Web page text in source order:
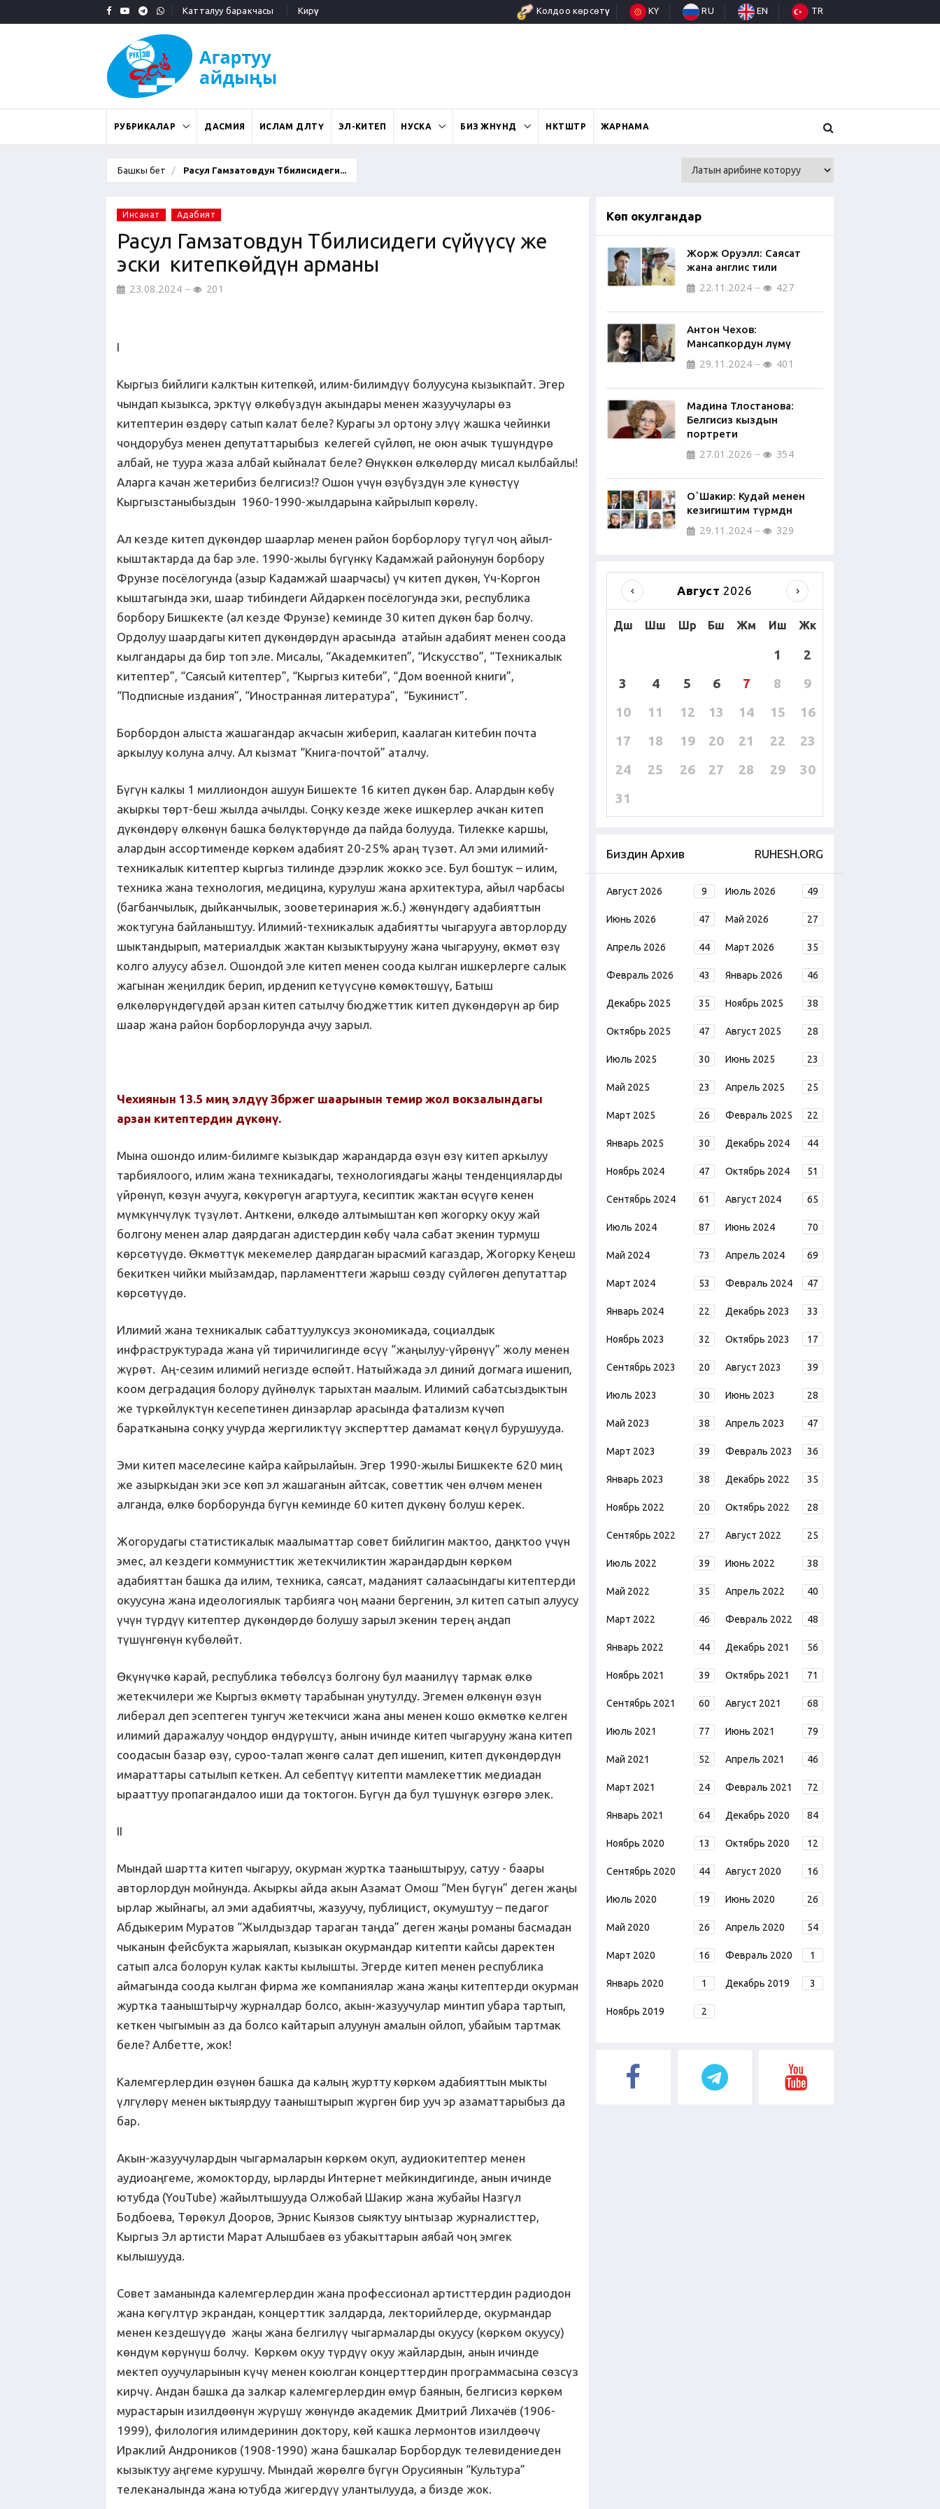
Катталуу баракчасы Кирүү Колдоо көрсөтүү KY RU EN TR
РУБРИКАЛАР ДАСМИЯ ИСЛАМ ДӨӨЛӨТҮ ЭЛ-КИТЕП НУСКА БИЗ ЖӨНҮНДӨ ӨНӨКТӨШТӨР ЖАРНАМА
Башкы бет Расул Гамзатовдун Тбилисидеги...
Инсанат Адабият
Расул Гамзатовдун Тбилисидеги сүйүүсү же
эски китепкөйдүн арманы
23.08.2024 201
I
Кыргыз бийлиги калктын китепкөй, илим-билимдүү болуусуна кызыкпайт. Эгер
чындап кызыкса, эрктүү өлкөбүздүн акындары менен жазуучулары өз
китептерин өздөрү сатып калат беле? Курагы эл ортону элүү жашка чейинки
чоңдорубуз менен депутаттарыбыз келегей сүйлөп, не оюн ачык түшүндүрө
албай, не туура жаза албай кыйналат беле? Өнүккөн өлкөлөрдү мисал кылбайлы!
Аларга качан жетерибиз белгисиз!? Ошон үчүн өзүбүздүн эле күнөстүү
Кыргызстаныбыздын 1960-1990-жылдарына кайрылып көрөлү.
Ал кезде китеп дүкөндөр шаарлар менен район борборлору түгүл чоң айыл-
кыштактарда да бар эле. 1990-жылы бүгүнкү Кадамжай районунун борбору
Фрунзе посёлогунда (азыр Кадамжай шаарчасы) үч китеп дүкөн, Үч-Коргон
кыштагында эки, шаар тибиндеги Айдаркен посёлогунда эки, республика
борбору Бишкекте (ал кезде Фрунзе) кеминде 30 китеп дүкөн бар болчу.
Ордолуу шаардагы китеп дүкөндөрдүн арасында атайын адабият менен соода
кылгандары да бир топ эле. Мисалы, “Академкитеп”, “Искусство”, “Техникалык
китептер”, “Саясый китептер”, “Кыргыз китеби”, “Дом военной книги”,
“Подписные издания”, “Иностранная литература”, “Букинист”.
Борбордон алыста жашагандар акчасын жиберип, каалаган китебин почта
аркылуу колуна алчу. Ал кызмат “Книга-почтой” аталчу.
Бүгүн калкы 1 миллиондон ашуун Бишекте 16 китеп дүкөн бар. Алардын көбү
акыркы төрт-беш жылда ачылды. Соңку кезде жеке ишкерлер ачкан китеп
дүкөндөрү өлкөнүн башка бөлүктөрүндө да пайда болууда. Тилекке каршы,
алардын ассортименде көркөм адабият 20-25% араң түзөт. Ал эми илимий-
техникалык китептер кыргыз тилинде дээрлик жокко эсе. Бул боштук – илим,
техника жана технология, медицина, курулуш жана архитектура, айыл чарбасы
(багбанчылык, дыйканчылык, зооветеринария ж.б.) жөнүндөгү адабияттын
жоктугуна байланыштуу. Илимий-техникалык адабиятты чыгарууга авторлорду
шыктандырып, материалдык жактан кызыктырууну жана чыгарууну, өкмөт өзү
колго алуусу абзел. Ошондой эле китеп менен соода кылган ишкерлерге салык
жагынан жеңилдик берип, ирденип кетүүсүнө көмөктөшүү, Батыш
өлкөлөрүндөгүдөй арзан китеп сатылчу бюджеттик китеп дүкөндөрүн ар бир
шаар жана район борборлорунда ачуу зарыл.
Чехиянын 13.5 миң элдүү Збржег шаарынын темир жол вокзалындагы
арзан китептердин дүкөнү.
Мына ошондо илим-билимге кызыкдар жарандарда өзүн өзү китеп аркылуу
тарбиялоого, илим жана техникадагы, технологиядагы жаңы тенденцияларды
үйрөнүп, көзүн ачууга, көкүрөгүн агартууга, кесиптик жактан өсүүгө кенен
мүмкүнчүлүк түзүлөт. Анткени, өлкөдө алтымыштан көп жогорку окуу жай
болгону менен алар даярдаган адистердин көбү чала сабат экенин турмуш
көрсөтүүдө. Өкмөттүк мекемелер даярдаган ырасмий кагаздар, Жогорку Кеңеш
бекиткен чийки мыйзамдар, парламенттеги жарыш сөздү сүйлөгөн депутаттар
көрсөтүүдө.
Илимий жана техникалык сабаттуулуксуз экономикада, социалдык
инфраструктурада жана үй тиричилигинде өсүү “жаңылуу-үйрөнүү” жолу менен
жүрөт. Аң-сезим илимий негизде өспөйт. Натыйжада эл диний догмага ишенип,
коом деградация болору дүйнөлүк тарыхтан маалым. Илимий сабатсыздыктын
же түркөйлүктүн кесепетинен динзарлар арасында фатализм күчөп
баратканына соңку учурда жергиликтүү эксперттер дамамат көңүл бурушууда.
Эми китеп маселесине кайра кайрылайын. Эгер 1990-жылы Бишкекте 620 миң
же азыркыдан эки эсе көп эл жашаганын айтсак, советтик чен өлчөм менен
алганда, өлкө борборунда бүгүн кеминде 60 китеп дүкөнү болуш керек.
Жогорудагы статистикалык маалыматтар совет бийлигин мактоо, даңктоо үчүн
эмес, ал кездеги коммунисттик жетекчиликтин жарандардын көркөм
адабияттан башка да илим, техника, саясат, маданият салаасындагы китептерди
окуусуна жана идеологиялык тарбияга чоң маани бергенин, эл китеп сатып алуусу
үчүн түрдүү китептер дүкөндөрдө болушу зарыл экенин терең аңдап
түшүнгөнүн күбөлөйт.
Өкүнүчкө карай, республика төбөлсүз болгону бул маанилүү тармак өлкө
жетекчилери же Кыргыз өкмөтү тарабынан унутулду. Эгемен өлкөнүн өзүн
либерал деп эсептеген тунгуч жетекчиси жана аны менен кошо өкмөткө келген
илимий даражалуу чоңдор өндүрүштү, анын ичинде китеп чыгарууну жана китеп
соодасын базар өзү, суроо-талап жөнгө салат деп ишенип, китеп дүкөндөрдүн
имараттары сатылып кеткен. Ал себептүү китепти мамлекеттик медиадан
ырааттуу пропагандалоо иши да токтогон. Бүгүн да бул түшүнүк өзгөрө элек.
II
Мындай шартта китеп чыгаруу, окурман журтка тааныштыруу, сатуу - баары
авторлордун мойнунда. Акыркы айда акын Азамат Омош “Мен бүгүн” деген жаңы
ырлар жыйнагы, ал эми адабиятчы, жазуучу, публицист, окумуштуу – педагог
Абдыкерим Муратов “Жылдыздар тараган таңда” деген жаңы романы басмадан
чыканын фейсбукта жарыялап, кызыкан окурмандар китепти кайсы даректен
сатып алса болорун кулак какты кылышты. Эгерде китеп менен республика
аймагында соода кылган фирма же компаниялар жана жаңы китептерди окурман
журтка тааныштырчу журналдар болсо, акын-жазуучулар минтип убара тартып,
кеткен чыгымын аз да болсо кайтарып алуунун амалын ойлоп, убайым тартмак
беле? Албетте, жок!
Калемгерлердин өзүнөн башка да калың журтту көркөм адабияттын мыкты
үлгүлөрү менен ыктыярдуу тааныштырып жүргөн бир ууч эр азаматтарыбыз да
бар.
Акын-жазуучулардын чыгармаларын көркөм окуп, аудиокитептер менен
аудиоаңгеме, жомокторду, ырларды Интернет мейкиндигинде, анын ичинде
ютубда (YouTube) жайылтышууда Олжобай Шакир жана жубайы Назгүл
Бодбоева, Төрөкул Дооров, Эрнис Кыязов сыяктуу ынтызар журналисттер,
Кыргыз Эл артисти Марат Алышбаев өз убакыттарын аябай чоң эмгек
кылышууда.
Совет заманында калемгерлердин жана профессионал артисттердин радиодон
жана көгүлтүр экрандан, концерттик залдарда, лекторийлерде, окурмандар
менен кездешүүдө жаңы жана белгилүү чыгармаларды окуусу (көркөм окуусу)
көндүм көрүнүш болчу. Көркөм окуу түрдүү окуу жайлардын, анын ичинде
мектеп оуучуларынын күчү менен коюлган концерттердин программасына сөзсүз
кирчү. Андан башка да залкар калемгерлердин өмүр баянын, белгисиз көркөм
мурастарын изилдөөнүн жүрүшү жөнүндө академик Дмитрий Лихачёв (1906-
1999), филология илимдеринин доктору, көй кашка лермонтов изилдөөчү
Ираклий Андроников (1908-1990) жана башкалар Борбордук телевидениеден
кызыктуу аңгеме курушчу. Мындай жөрөлгө бүгүн Орусиянын “Культура”
телеканалында жана ютубда жигердүү улантылууда, а бизде жок.
Көп окулгандар
Жорж Оруэлл: Саясат
жана англис тили
22.11.2024 427
Антон Чехов:
Мансапкордун өлүмү
29.11.2024 401
Мадина Тлостанова:
Белгисиз кыздын
портрети
27.01.2026 354
О`Шакир: Кудай менен
кезигиштим түрмөдөн
29.11.2024 329
Август 2026
Дш Шш Шр Бш Жм Иш Жк
1
2
3
4 5 6 7 8
9
10
11 12 13 14 15
16
17
18 19 20 21 22
23
24
25 26 27 28 29
30
31
Биздин Архив RUHESH.ORG
Август 2026 9 Июль 2026 49
Июнь 2026 47 Май 2026 27
Апрель 2026 44 Март 2026 35
Февраль 2026 43 Январь 2026 46
Декабрь 2025 35 Ноябрь 2025 38
Октябрь 2025 47 Август 2025 28
Июль 2025 30 Июнь 2025 23
Май 2025 23 Апрель 2025 25
Март 2025 26 Февраль 2025 22
Январь 2025 30 Декабрь 2024 44
Ноябрь 2024 47 Октябрь 2024 51
Сентябрь 2024 61 Август 2024 65
Июль 2024 87 Июнь 2024 70
Май 2024 73 Апрель 2024 69
Март 2024 53 Февраль 2024 47
Январь 2024 22 Декабрь 2023 33
Ноябрь 2023 32 Октябрь 2023 17
Сентябрь 2023 20 Август 2023 39
Июль 2023 30 Июнь 2023 28
Май 2023 38 Апрель 2023 47
Март 2023 39 Февраль 2023 36
Январь 2023 38 Декабрь 2022 35
Ноябрь 2022 20 Октябрь 2022 28
Сентябрь 2022 27 Август 2022 25
Июль 2022 39 Июнь 2022 38
Май 2022 35 Апрель 2022 40
Март 2022 46 Февраль 2022 48
Январь 2022 44 Декабрь 2021 56
Ноябрь 2021 39 Октябрь 2021 71
Сентябрь 2021 60 Август 2021 68
Июль 2021 77 Июнь 2021 79
Май 2021 52 Апрель 2021 46
Март 2021 24 Февраль 2021 72
Январь 2021 64 Декабрь 2020 84
Ноябрь 2020 13 Октябрь 2020 12
Сентябрь 2020 44 Август 2020 16
Июль 2020 19 Июнь 2020 26
Май 2020 26 Апрель 2020 54
Март 2020 16 Февраль 2020 1
Январь 2020 1 Декабрь 2019 3
Ноябрь 2019 2